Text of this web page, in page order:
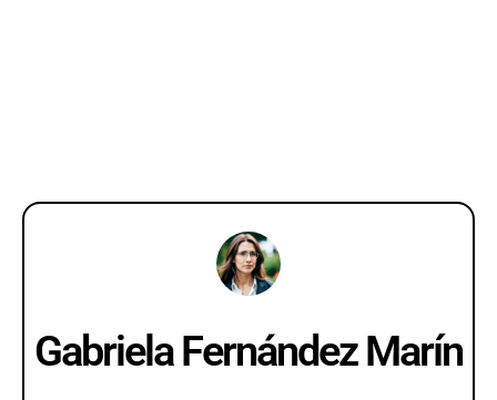
Gabriela Fernández Marín